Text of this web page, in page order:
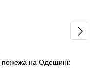
на Одещині: